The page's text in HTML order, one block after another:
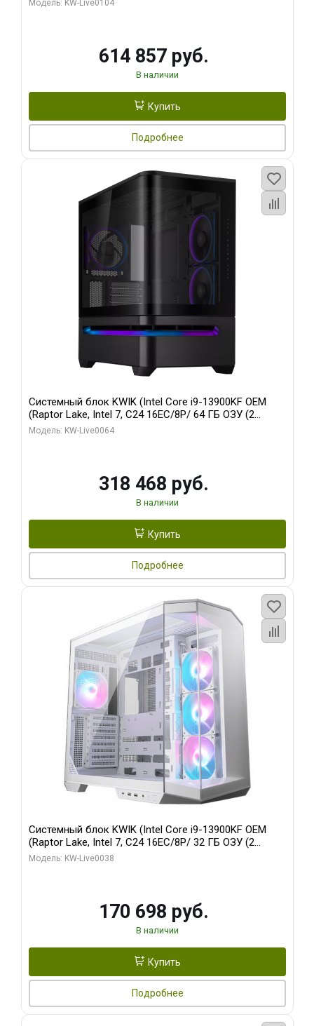
Модель: KW-Live0104
614 857 руб.
В наличии
Купить
Подробнее
Системный блок KWIK (Intel Core i9-13900KF OEM
(Raptor Lake, Intel 7, C24 16EC/8P/ 64 ГБ ОЗУ (2
модуля)/ ASUS RTX5080 PROART OC 16GB GDDR7
Модель: KW-Live0064
318 468 руб.
В наличии
Купить
Подробнее
Системный блок KWIK (Intel Core i9-13900KF OEM
(Raptor Lake, Intel 7, C24 16EC/8P/ 32 ГБ ОЗУ (2
модуля)/ Gigabyte RX9070XT GAMING OC 16GB GDDR6
Модель: KW-Live0038
170 698 руб.
В наличии
Купить
Подробнее